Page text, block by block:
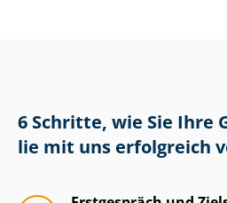
6 Schritte, wie Sie Ihre
lie mit uns erfolgreich